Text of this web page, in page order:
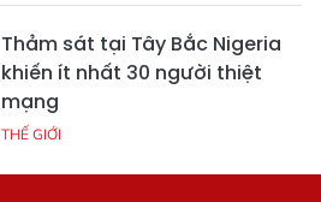
Thảm sát tại Tây Bắc Nigeria
khiến ít nhất 30 người thiệt
mạng
THẾ GIỚI